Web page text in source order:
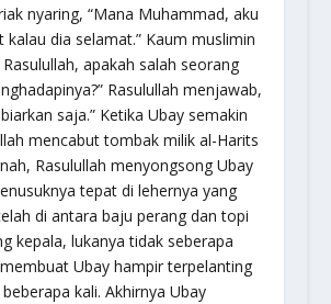
nyaring, “Mana Muhammad, aku
kalau dia selamat.” Kaum muslimin
apakah salah seorang
Rasulullah menjawab,
saja.” Ketika Ubay semakin
mencabut tombak milik al-Harits
Rasulullah menyongsong Ubay
tepat di lehernya yang
di antara baju perang dan topi
kepala, lukanya tidak seberapa
Ubay hampir terpelanting
kali. Akhirnya Ubay